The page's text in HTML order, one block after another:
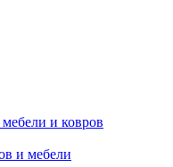
и ковров
и мебели